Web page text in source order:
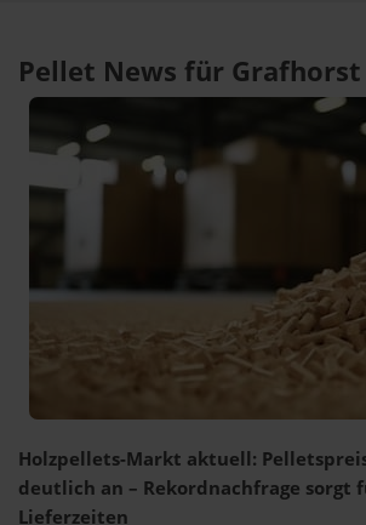
Pellet News für Grafhorst
Holzpellets-Markt aktuell:
deutlich an – Rekordnachfrage sorgt
Lieferzeiten